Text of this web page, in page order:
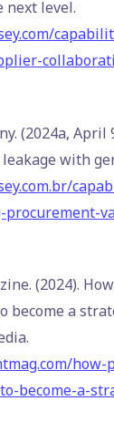
next level.
(2024a,
with
(2024).
become a
how-
become-a-